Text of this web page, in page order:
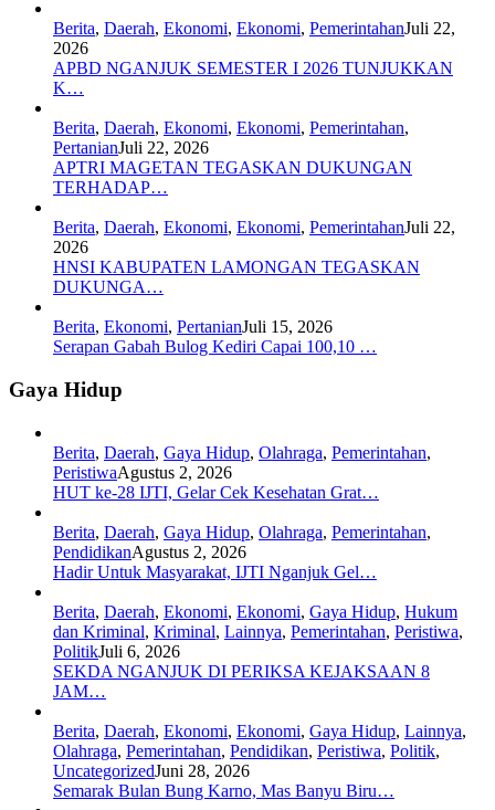
Berita, Daerah, Ekonomi, Ekonomi, PemerintahanJuli 22,
2026
APBD NGANJUK SEMESTER I 2026 TUNJUKKAN
K…
Berita, Daerah, Ekonomi, Ekonomi, Pemerintahan,
PertanianJuli 22, 2026
APTRI MAGETAN TEGASKAN DUKUNGAN
TERHADAP…
Berita, Daerah, Ekonomi, Ekonomi, PemerintahanJuli 22,
2026
HNSI KABUPATEN LAMONGAN TEGASKAN
DUKUNGA…
Berita, Ekonomi, PertanianJuli 15, 2026
Serapan Gabah Bulog Kediri Capai 100,10 …
Gaya Hidup
Berita, Daerah, Gaya Hidup, Olahraga, Pemerintahan,
PeristiwaAgustus 2, 2026
HUT ke-28 IJTI, Gelar Cek Kesehatan Grat…
Berita, Daerah, Gaya Hidup, Olahraga, Pemerintahan,
PendidikanAgustus 2, 2026
Hadir Untuk Masyarakat, IJTI Nganjuk Gel…
Berita, Daerah, Ekonomi, Ekonomi, Gaya Hidup, Hukum
dan Kriminal, Kriminal, Lainnya, Pemerintahan, Peristiwa,
PolitikJuli 6, 2026
SEKDA NGANJUK DI PERIKSA KEJAKSAAN 8
JAM…
Berita, Daerah, Ekonomi, Ekonomi, Gaya Hidup, Lainnya,
Olahraga, Pemerintahan, Pendidikan, Peristiwa, Politik,
UncategorizedJuni 28, 2026
Semarak Bulan Bung Karno, Mas Banyu Biru…